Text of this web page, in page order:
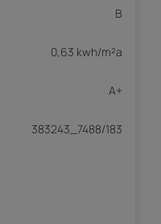
B
0,63 kwh/m²a
A+
383243_7488/183